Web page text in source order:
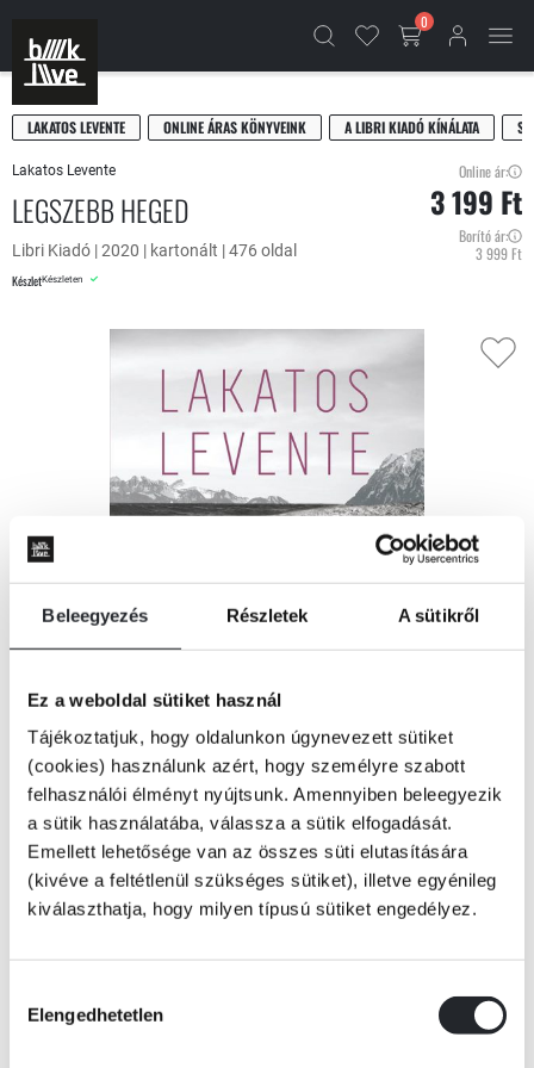
Beleegyezés Részletek A sütikről
Ez a weboldal sütiket használ
Tájékoztatjuk, hogy oldalunkon úgynevezett sütiket
(cookies) használunk azért, hogy személyre szabott
felhasználói élményt nyújtsunk. Amennyiben beleegyezik
a sütik használatába, válassza a sütik elfogadását.
Emellett lehetősége van az összes süti elutasítására
(kivéve a feltétlenül szükséges sütiket), illetve egyénileg
kiválaszthatja, hogy milyen típusú sütiket engedélyez.
kiválasztása
Elengedhetetlen
0
LAKATOS LEVENTE ONLINE ÁRAS KÖNYVEINK A LIBRI KIADÓ KÍNÁLATA
Lakatos Levente
LEGSZEBB HEGED
Libri Kiadó | 2020 | kartonált | 476 oldal
KészletKészleten
Online ár:
3 199 Ft
Borító ár:
3 999 Ft
KOSÁRBA